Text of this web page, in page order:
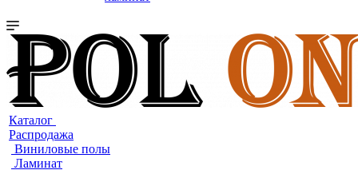
Каталог
Распродажа
Виниловые полы
Ламинат